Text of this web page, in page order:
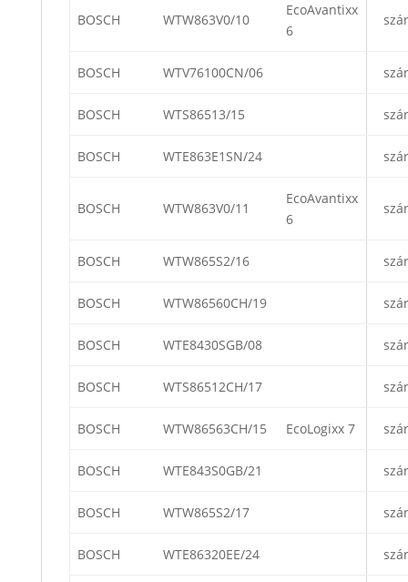
BOSCH WTW863V0/10
EcoAvantixx
6
BOSCH WTV76100CN/06
BOSCH WTS86513/15
BOSCH WTE863E1SN/24
BOSCH WTW863V0/11
EcoAvantixx
6
BOSCH WTW865S2/16
BOSCH WTW86560CH/19
BOSCH WTE8430SGB/08
BOSCH WTS86512CH/17
BOSCH WTW86563CH/15 EcoLogixx 7
BOSCH WTE843S0GB/21
BOSCH WTW865S2/17
BOSCH WTE86320EE/24